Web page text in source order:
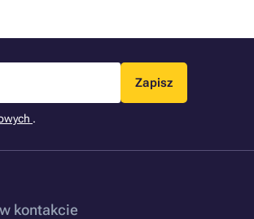
Zapisz
.
kontakcie